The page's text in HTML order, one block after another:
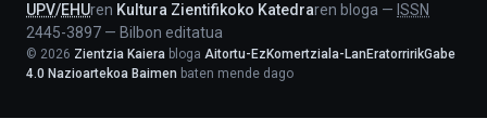
UPV/EHUren Kultura Zientifikoko Katedraren bloga — ISSN
2445-3897 — Bilbon editatua
© 2026 Zientzia Kaiera bloga Aitortu-EzKomertziala-LanEratorririkGabe
4.0 Nazioartekoa Baimen baten mende dago